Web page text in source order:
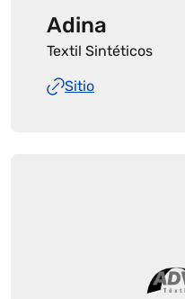
Adina
Textil Sintéticos
Sitio